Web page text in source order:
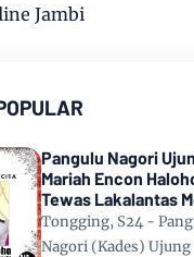
Jambi
Pangulu Nagori
Mariah Encon
Tewas Lakalantas
Terjun ke Danau
Tongging
Tongging, S24 -
Nagori (Kades) Ujung